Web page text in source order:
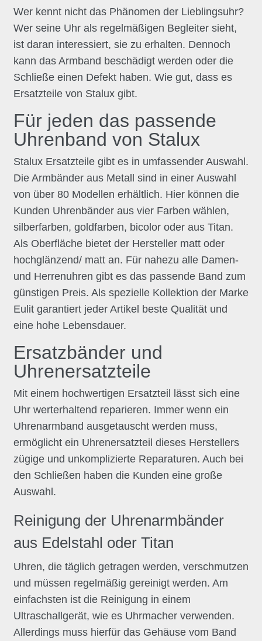
Wer kennt nicht das Phänomen der Lieblingsuhr?
Wer seine Uhr als regelmäßigen Begleiter sieht,
ist daran interessiert, sie zu erhalten. Dennoch
kann das Armband beschädigt werden oder die
Schließe einen Defekt haben. Wie gut, dass es
Ersatzteile von Stalux gibt.
Für jeden das passende
Uhrenband von Stalux
Stalux Ersatzteile gibt es in umfassender Auswahl.
Die Armbänder aus Metall sind in einer Auswahl
von über 80 Modellen erhältlich. Hier können die
Kunden Uhrenbänder aus vier Farben wählen,
silberfarben, goldfarben, bicolor oder aus Titan.
Als Oberfläche bietet der Hersteller matt oder
hochglänzend/ matt an. Für nahezu alle Damen-
und Herrenuhren gibt es das passende Band zum
günstigen Preis. Als spezielle Kollektion der Marke
Eulit garantiert jeder Artikel beste Qualität und
eine hohe Lebensdauer.
Ersatzbänder und
Uhrenersatzteile
Mit einem hochwertigen Ersatzteil lässt sich eine
Uhr werterhaltend reparieren. Immer wenn ein
Uhrenarmband ausgetauscht werden muss,
ermöglicht ein Uhrenersatzteil dieses Herstellers
zügige und unkomplizierte Reparaturen. Auch bei
den Schließen haben die Kunden eine große
Auswahl.
Reinigung der Uhrenarmbänder
aus Edelstahl oder Titan
Uhren, die täglich getragen werden, verschmutzen
und müssen regelmäßig gereinigt werden. Am
einfachsten ist die Reinigung in einem
Ultraschallgerät, wie es Uhrmacher verwenden.
Allerdings muss hierfür das Gehäuse vom Band